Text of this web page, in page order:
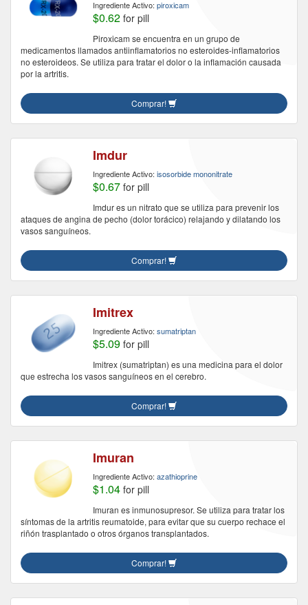
Ingrediente Activo: piroxicam
$0.62 for pill
Piroxicam se encuentra en un grupo de
medicamentos llamados antiinflamatorios no esteroides-inflamatorios
no esteroideos. Se utiliza para tratar el dolor o la inflamación causada
por la artritis.
Comprar!
Imdur
Ingrediente Activo: isosorbide mononitrate
$0.67 for pill
Imdur es un nitrato que se utiliza para prevenir los
ataques de angina de pecho (dolor torácico) relajando y dilatando los
vasos sanguíneos.
Comprar!
Imitrex
Ingrediente Activo: sumatriptan
$5.09 for pill
Imitrex (sumatriptan) es una medicina para el dolor
que estrecha los vasos sanguíneos en el cerebro.
Comprar!
Imuran
Ingrediente Activo: azathioprine
$1.04 for pill
Imuran es inmunosupresor. Se utiliza para tratar los
síntomas de la artritis reumatoide, para evitar que su cuerpo rechace el
riñón trasplantado o otros órganos transplantados.
Comprar!